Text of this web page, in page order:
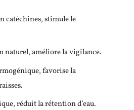
catéchines, stimule le
naturel, améliore la vigilance.
favorise la
réduit la rétention d’eau.